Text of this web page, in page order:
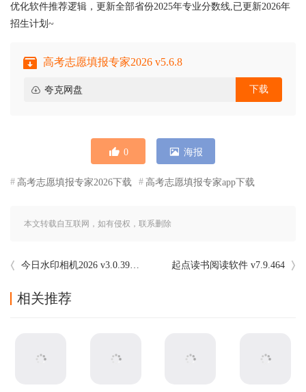
优化软件推荐逻辑，更新全部省份2025年专业分数线,已更新2026年
招生计划~
高考志愿填报专家2026 v5.6.8
夸克网盘 下载
0 海报
高考志愿填报专家2026下载 高考志愿填报专家app下载
本文转载自互联网，如有侵权，联系删除
今日水印相机2026 v3.0.395.2最新版本 起点读书阅读软件 v7.9.464
相关推荐